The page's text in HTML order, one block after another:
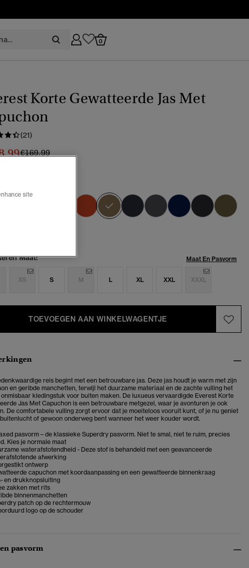
0
Korte Gewatteerde Jas Met
(21)
Prijs verlaagd van
€169,99naar
geselecteerd
Maat: Maat En Pasvorm
XS S M L XL XXL XXXL
TOEVOEGEN AAN WINKELWAGENTJE
reis begint met een betrouwbare jas. Deze jas houdt je warm met zijn
en geribde manchetten, terwijl het duurzame materiaal en de zachte vulling het
kledingstuk voor buiten maken. De luxueus vervaardigde Everest Korte
Jas Met Capuchon is een betrouwbare metgezel, waar je avonturen je ook
De comfortabele vulling zorgt ervoor dat je moeiteloos vooruit kunt, of je nu geniet
of gewoon onderweg bent wanneer het weer kouder wordt.
pasvorm – de klassieke Superdry pasvorm. Niet te smal, niet te ruim, precies
Kies je normale maat
waterafstotendheid - Deze stof is behandeld met een geavanceerde
afwerking
ontwerp
capuchon met koordaanpassing en een gewatteerde binnenkraag
en drukknopsluiting
zakken met rits
binnenmanchetten
patch op de rechtermouw
logo op de schouder
pasvorm
site